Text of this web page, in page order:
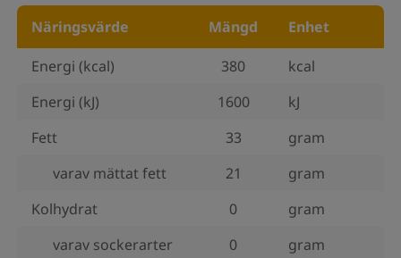
Näringsvärde Mängd
Enhet
Energi (kcal)
380
kcal
Energi (kJ)
1600
kJ
Fett
33
gram
varav mättat fett
21
gram
Kolhydrat
0
gram
varav sockerarter
0
gram